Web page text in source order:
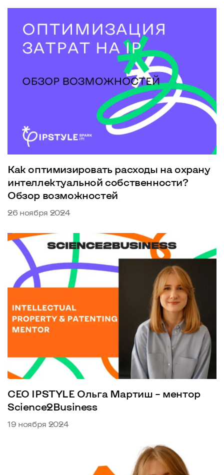
Как оптимизировать расходы на охрану
интеллектуальной собственности?
Обзор возможностей
26 ноября 2024
CEO IPSTYLE Ольга Мартиш – ментор
Science2Business
19 ноября 2024